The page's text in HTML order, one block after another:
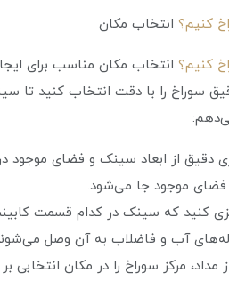
کنیم؟ انتخاب مکان
کنیم؟ انتخاب مکان مناسب برای
سوراخ را با دقت انتخاب کنید
دقیق از ابعاد سینک و فضای
موجود جا می‌شود.
کنید که سینک در کدام قسمت
آب و فاضلاب به آن وصل
مداد، مرکز سوراخ را در مکان